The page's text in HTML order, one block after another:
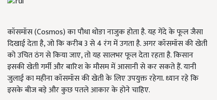
कॉसमॉस (Cosmos) का पौधा थोङा नाजुक होता है. यह गेंदे के फूल जैसा
दिखाई देता है, जो कि करीब 3 से 4 रंग में उगता है. अगर कॉसमॉस की खेती
को उचित ठंग से किया जाए, तो यह सालभर फूल देता रहता है. किसान
इसकी खेती गर्मी और बारिश के मौसम में आसानी से कर सकते हैं. यानी
जुलाई का महीना कॉसमॉस की खेती के लिए उपयुक्त रहेगा. ध्यान रहे कि
इसके बीज बड़े और कुछ पतले आकार के होने चाहिए.